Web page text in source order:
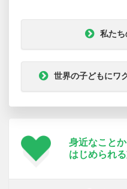
私たち
世界の子どもにワ
身近なこと
はじめられ